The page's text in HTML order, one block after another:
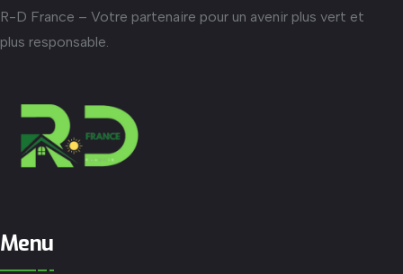
R-D France – Votre partenaire pour un avenir plus vert et
plus responsable.
Menu